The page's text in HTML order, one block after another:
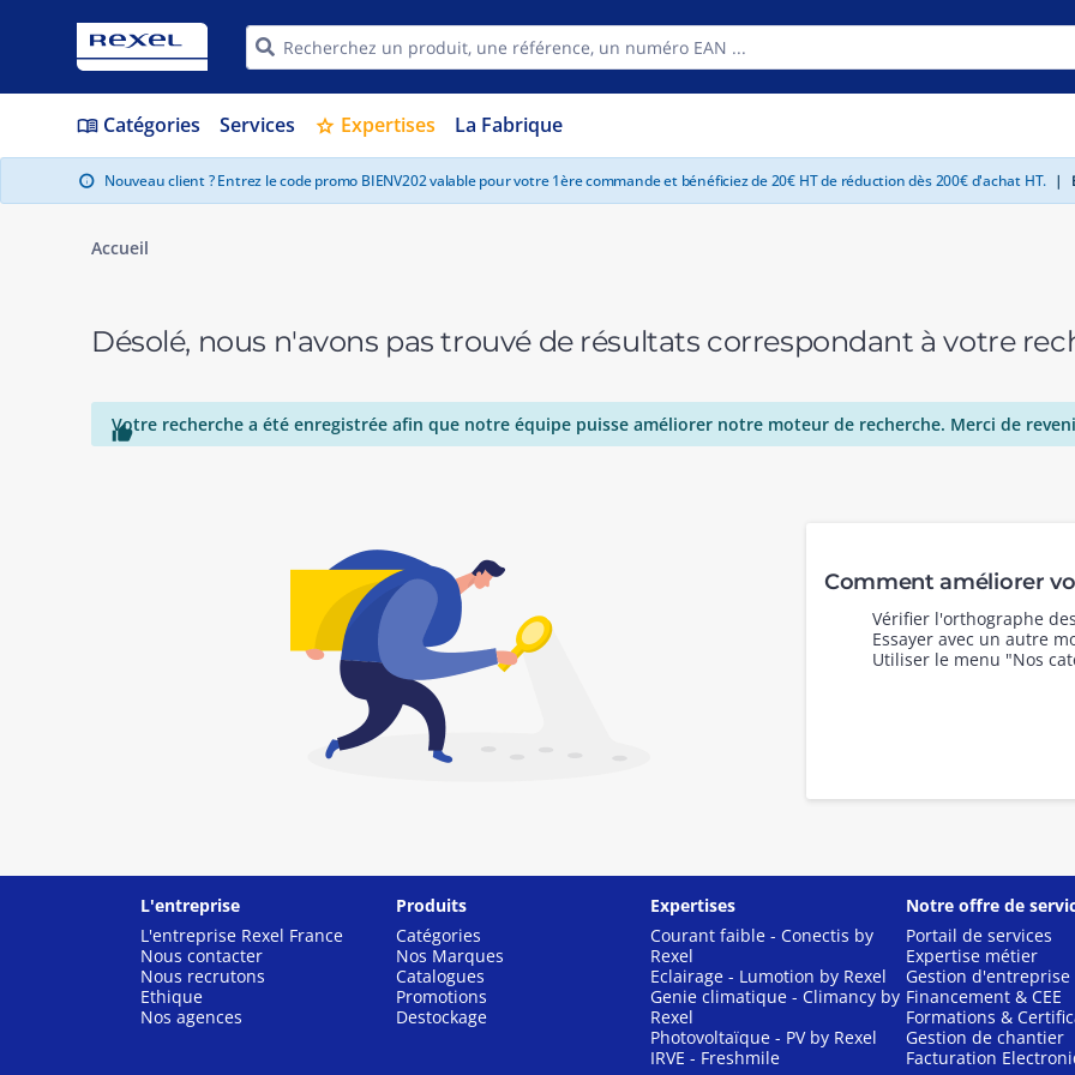
menu_book Catégories Services star Expertises La Fabrique
info Nouveau client ? Entrez le code promo BIENV202 valable pour votre 1ère commande et bénéficiez de 20€ HT de réduction dès 200€ d'achat HT. |
Accueil
Désolé, nous n'avons pas trouvé de résultats correspondant à votre

Votre recherche a été enregistrée afin que notre équipe puisse améliorer notre moteur de recherche. Merci de
Comment améliorer
Vérifier l'orthographe
Essayer avec un autre
Utiliser le menu "Nos
L'entreprise
L'entreprise Rexel France
Nous contacter
Nous recrutons
Ethique
Nos agences
Produits
Catégories
Nos Marques
Catalogues
Promotions
Destockage
Expertises
Courant faible - Conectis by
Rexel
Eclairage - Lumotion by Rexel
Genie climatique - Climancy by
Rexel
Photovoltaïque - PV by Rexel
IRVE - Freshmile
Notre offre de
Portail de services
Expertise métier
Gestion d'entreprise
Financement & CEE
Formations &
Gestion de chantier
Facturation